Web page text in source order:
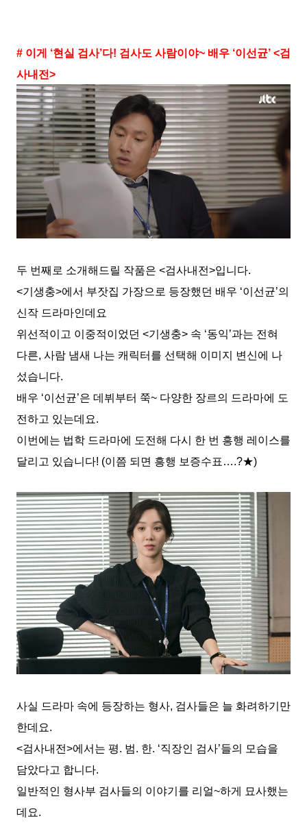
# 이게 ‘현실 검사’다! 검사도 사람이야~ 배우 ‘이선균’ <검
사내전>
두 번째로 소개해드릴 작품은 <검사내전>입니다.
<기생충>에서 부잣집 가장으로 등장했던 배우 ‘이선균’의
신작 드라마인데요
위선적이고 이중적이었던 <기생충> 속 ‘동익’과는 전혀
다른, 사람 냄새 나는 캐릭터를 선택해 이미지 변신에 나
섰습니다.
배우 ‘이선균’은 데뷔부터 쭉~ 다양한 장르의 드라마에 도
전하고 있는데요.
이번에는 법학 드라마에 도전해 다시 한 번 흥행 레이스를
달리고 있습니다! (이쯤 되면 흥행 보증수표….?★)
사실 드라마 속에 등장하는 형사, 검사들은 늘 화려하기만
한데요.
<검사내전>에서는 평. 범. 한. ‘직장인 검사’들의 모습을
담았다고 합니다.
일반적인 형사부 검사들의 이야기를 리얼~하게 묘사했는
데요.